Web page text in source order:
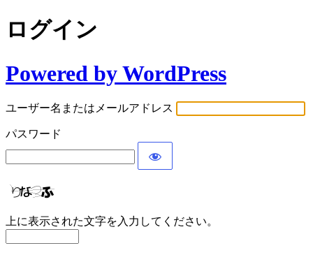
ログイン
Powered by WordPress
ユーザー名またはメールアドレス
パスワード
上に表示された文字を入力してください。